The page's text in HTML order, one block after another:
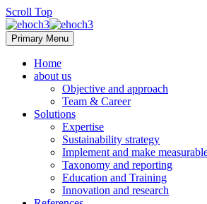
Scroll Top
Primary Menu
Home
about us
Objective and approach
Team & Career
Solutions
Expertise
Sustainability strategy
Implement and make
Taxonomy and reporting
Education and Training
Innovation and research